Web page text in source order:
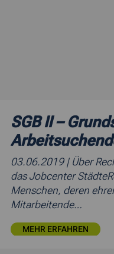
SGB II –
03.06.2019 | Über
das Jobcenter
Menschen, deren
Mitarbeitende…
MEHR ERFAHREN